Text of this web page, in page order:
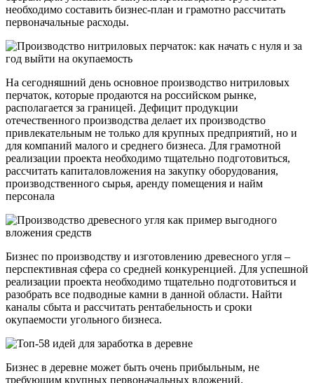
необходимо составить бизнес-план и грамотно рассчитать
первоначальные расходы.
На сегодняшний день основное производство нитриловых
перчаток, которые продаются на российском рынке,
располагается за границей. Дефицит продукции
отечественного производства делает их производство
привлекательным не только для крупных предприятий, но и
для компаний малого и среднего бизнеса. Для грамотной
реализации проекта необходимо тщательно подготовиться,
рассчитать капиталовложения на закупку оборудования,
производственного сырья, аренду помещения и найм
персонала
Бизнес по производству и изготовлению древесного угля –
перспективная сфера со средней конкуренцией. Для успешной
реализации проекта необходимо тщательно подготовиться и
разобрать все подводные камни в данной области. Найти
каналы сбыта и рассчитать рентабельность и сроки
окупаемости угольного бизнеса.
Бизнес в деревне может быть очень прибыльным, не
требующим крупных первоначальных вложений.